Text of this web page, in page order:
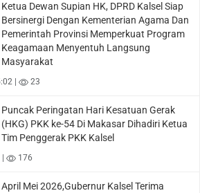
Ketua Dewan Supian HK, DPRD Kalsel Siap
Bersinergi Dengan Kementerian Agama Dan
Pemerintah Provinsi Memperkuat Program
Keagamaan Menyentuh Langsung
Masyarakat
| 23
Puncak Peringatan Hari Kesatuan Gerak
(HKG) PKK ke-54 Di Makasar Dihadiri Ketua
Tim Penggerak PKK Kalsel
176
April Mei 2026,Gubernur Kalsel Terima